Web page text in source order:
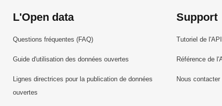
L'Open data
Questions fréquentes (FAQ)
Guide d'utilisation des données ouvertes
Lignes directrices pour la publication de données
ouvertes
Support
Tutoriel de l'API
Référence de
Nous contacter